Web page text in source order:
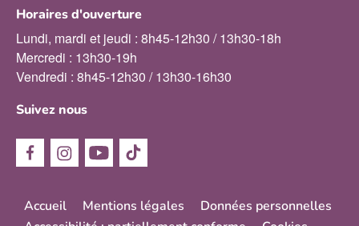
Horaires d'ouverture
Lundi, mardi et jeudi : 8h45-12h30 / 13h30-18h
Mercredi : 13h30-19h
Vendredi : 8h45-12h30 / 13h30-16h30
Suivez nous
Menu
Accueil Mentions légales
Données personnelles